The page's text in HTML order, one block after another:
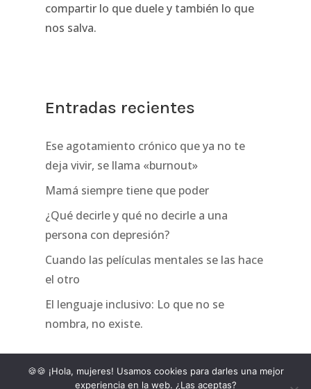
compartir lo que duele y también lo que
nos salva.
Entradas recientes
Ese agotamiento crónico que ya no te
deja vivir, se llama «burnout»
Mamá siempre tiene que poder
¿Qué decirle y qué no decirle a una
persona con depresión?
Cuando las películas mentales se las hace
el otro
El lenguaje inclusivo: Lo que no se
nombra, no existe.
🍪🍪 ¡Hola, mujeres! Usamos cookies para darles una mejor
experiencia en la web. ¿Las aceptas?